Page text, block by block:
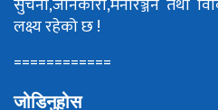
लक्ष्य रहेको छ !
============
जोडिनुहोस